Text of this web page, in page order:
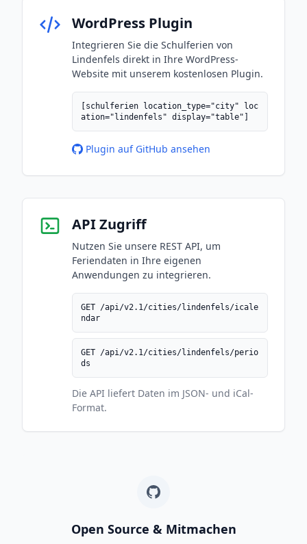
WordPress Plugin
Integrieren Sie die Schulferien von
Lindenfels direkt in Ihre WordPress-
Website mit unserem kostenlosen Plugin.
[schulferien location_type="city" loc
ation="lindenfels" display="table"]
Plugin auf GitHub ansehen
API Zugriff
Nutzen Sie unsere REST API, um
Feriendaten in Ihre eigenen
Anwendungen zu integrieren.
GET /api/v2.1/cities/lindenfels/icale
ndar
GET /api/v2.1/cities/lindenfels/perio
ds
Die API liefert Daten im JSON- und iCal-
Format.
Open Source & Mitmachen